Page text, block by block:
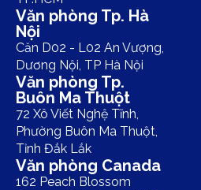
Văn phòng Tp. Hà
Nội
Căn D02 - L02 An Vượng,
Dương Nội, TP Hà Nội
Văn phòng Tp.
Buôn Ma Thuột
72 Xô Viết Nghệ Tĩnh,
Phường Buôn Ma Thuột,
Tỉnh Đắk Lắk
Văn phòng Canada
162 Peach Blossom